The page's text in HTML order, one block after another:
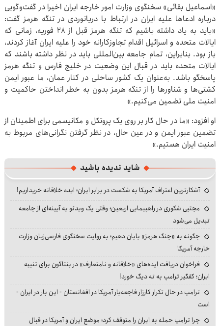
«اسماعیل بقائی» سخنگوی وزارت امور خارجه ایران اخیرا در گفت‌وگویی
درباره ادعاها علیه ایران در ارتباط با دریانوردی در تنگه هرمز گفت:
«باید به یاد داشته باشیم که تنگه هرمز قبل از ۲۸ فوریه، زمانی که
ایالات متحده و اسرائیل اقدام تجاوزکارانه خود را علیه ایران آغاز کردند،
باز بود. بنابراین، تمام جامعه بین‌المللی باید در نظر داشته باشند که
ایالات متحده باید در قبال این وضعیت در خلیج فارس و تنگه هرمز
پاسخگو باشد. به‌عنوان یک کشور ساحلی در کنار عمان، ما عبور ایمن
کشتی‌ها و شناورها را از تنگه هرمز بدون به خطر انداختن حاکمیت و
امنیت ملی تضمین می‌کنیم.»
او افزود: «ما در حال کار بر روی یک پروتکل و مکانیسمی برای اطمینان از
تضمین عبور ایمن و در عین حال، در نظر گرفتن نگرانی‌های مربوط به
امنیت ایران هستیم.»
شاید ندیده باشید
آشکارترین اعتراف آمریکا به شکست در برابر ایران؛ ایده خلاقانه خریداریم!
مجتبی شکوری در راهپیمایی اربعین؛ وقتی یک ویدئو به آیینه‌ای از جامعه
تبدیل می‌شود
چگونه به «جنگ هرمز» پایان دهیم؛ به روایت سخنگوی فارسی‌زبان وزارت
خارجه آمریکا
فراخوان دریافت ایده‌های «خلاقانه و نامتعارف» در پنتاگون برای تنبیه
ایران؛ کفگیر ترامپ به ته دیگ خورد!
ترامپ در حال تکرار کارزار فاجعه‌بار آمریکا در افغانستان - این بار در ایران -
است
چرا ترامپ حمله به ایران را متوقف کرد؛ موضع ایران و آمریکا در قبال